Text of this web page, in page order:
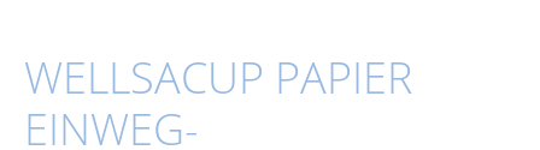
WELLSACUP PAPIER
EINWEG-